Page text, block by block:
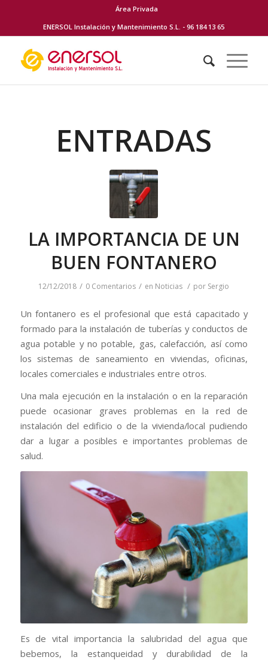
Área Privada
ENERSOL Instalación y Mantenimiento S.L. - 96 184 13 65
ENTRADAS
LA IMPORTANCIA DE UN
BUEN FONTANERO
12/12/2018 / 0 Comentarios / en Noticias / por Sergio
Un fontanero es el profesional que está capacitado y
formado para la instalación de tuberías y conductos de
agua potable y no potable, gas, calefacción, así como
los sistemas de saneamiento en viviendas, oficinas,
locales comerciales e industriales entre otros.
Una mala ejecución en la instalación o en la reparación
puede ocasionar graves problemas en la red de
instalación del edificio o de la vivienda/local pudiendo
dar a lugar a posibles e importantes problemas de
salud.
Es de vital importancia la salubridad del agua que
bebemos, la estanqueidad y durabilidad de la